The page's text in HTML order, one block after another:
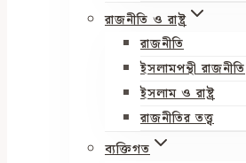
রাজনীতি ও রাষ্ট্র
রাজনীতি
ইসলামপন্থী রাজনীতি
ইসলাম ও রাষ্ট্র
রাজনীতির তত্ত্ব
ব্যক্তিগত